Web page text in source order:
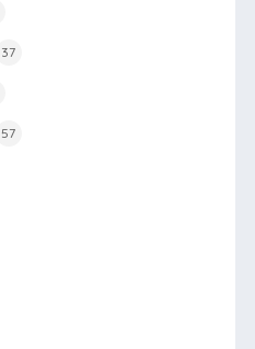
37
57